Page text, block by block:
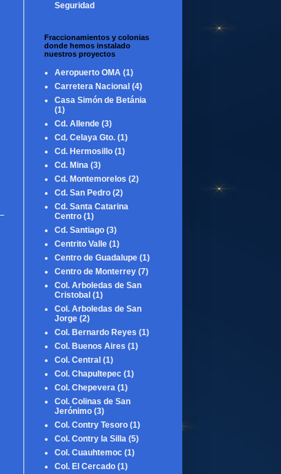
Seguridad
Fraccionamientos y colonias
donde hemos instalado
nuestros proyectos
Aeropuerto OMA (1)
Carretera Nacional (4)
Casa Simón de Betánia
(1)
Cd. Allende (3)
Cd. Celaya Gto. (1)
Cd. Hermosillo (1)
Cd. Mina (3)
Cd. Montemorelos (2)
Cd. San Pedro (2)
Cd. Santa Catarina
Centro (1)
Cd. Santiago (3)
Centrito Valle (1)
Centro de Guadalupe (1)
Centro de Monterrey (7)
Col. Arboledas de San
Cristobal (1)
Col. Arboledas de San
Jorge (2)
Col. Bernardo Reyes (1)
Col. Buenos Aires (1)
Col. Central (1)
Col. Chapultepec (1)
Col. Chepevera (1)
Col. Colinas de San
Jerónimo (3)
Col. Contry Tesoro (1)
Col. Contry la Silla (5)
Col. Cuauhtemoc (1)
Col. El Cercado (1)